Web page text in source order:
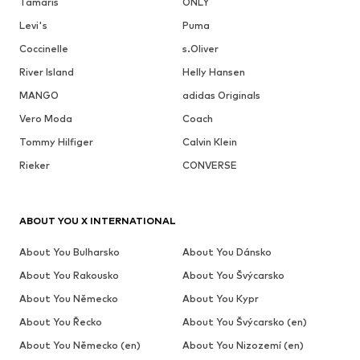
Levi's
Puma
Coccinelle
s.Oliver
River Island
Helly Hansen
MANGO
adidas Originals
Vero Moda
Coach
Tommy Hilfiger
Calvin Klein
Rieker
CONVERSE
ABOUT YOU X INTERNATIONAL
About You Bulharsko
About You Dánsko
About You Rakousko
About You Švýcarsko
About You Německo
About You Kypr
About You Řecko
About You Švýcarsko (en)
About You Německo (en)
About You Nizozemí (en)